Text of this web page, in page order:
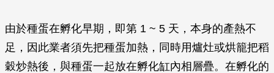
由於種蛋在孵化早期，即第 1 ~ 5 天，本身的產熱不
足，因此業者須先把種蛋加熱，同時用爐灶或烘籠把稻
穀炒熱後，與種蛋一起放在孵化缸內相層疊。在孵化的